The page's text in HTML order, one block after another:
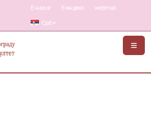
Е-налог Е-индекс webmail
Срб